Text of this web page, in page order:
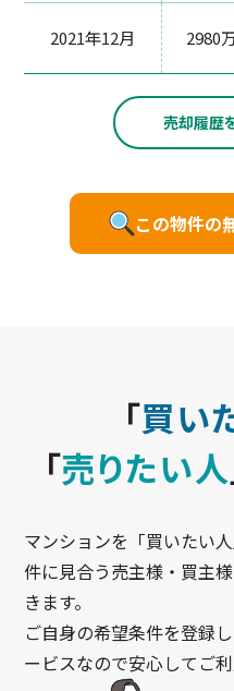
2021年12月 2980
売却履歴
この物件の
「買い
「売りたい人
マンションを「買いたい
件に見合う売主様・買主
きます。
ご自身の希望条件を登録
ービスなので安心してご利